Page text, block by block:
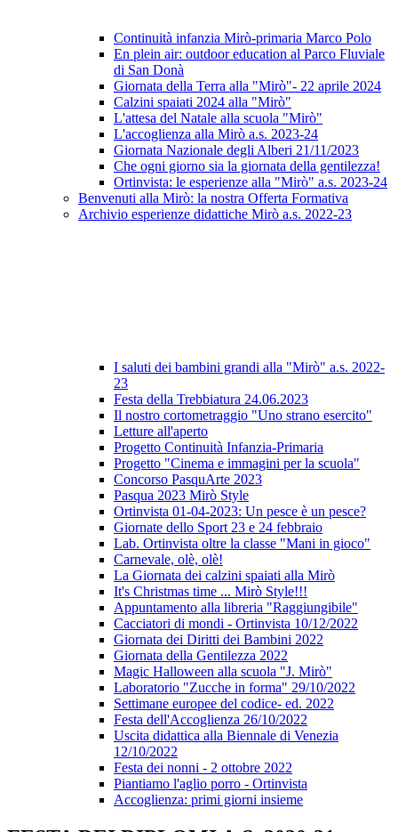
Continuità infanzia Mirò-primaria Marco Polo
En plein air: outdoor education al Parco Fluviale
di San Donà
Giornata della Terra alla "Mirò"- 22 aprile 2024
Calzini spaiati 2024 alla "Mirò"
L'attesa del Natale alla scuola "Mirò"
L'accoglienza alla Mirò a.s. 2023-24
Giornata Nazionale degli Alberi 21/11/2023
Che ogni giorno sia la giornata della gentilezza!
Ortinvista: le esperienze alla "Mirò" a.s. 2023-24
Benvenuti alla Mirò: la nostra Offerta Formativa
Archivio esperienze didattiche Mirò a.s. 2022-23
I saluti dei bambini grandi alla "Mirò" a.s. 2022-
23
Festa della Trebbiatura 24.06.2023
Il nostro cortometraggio "Uno strano esercito"
Letture all'aperto
Progetto Continuità Infanzia-Primaria
Progetto "Cinema e immagini per la scuola"
Concorso PasquArte 2023
Pasqua 2023 Mirò Style
Ortinvista 01-04-2023: Un pesce è un pesce?
Giornate dello Sport 23 e 24 febbraio
Lab. Ortinvista oltre la classe "Mani in gioco"
Carnevale, olè, olè!
La Giornata dei calzini spaiati alla Mirò
It's Christmas time ... Mirò Style!!!
Appuntamento alla libreria "Raggiungibile"
Cacciatori di mondi - Ortinvista 10/12/2022
Giornata dei Diritti dei Bambini 2022
Giornata della Gentilezza 2022
Magic Halloween alla scuola "J. Mirò"
Laboratorio "Zucche in forma" 29/10/2022
Settimane europee del codice- ed. 2022
Festa dell'Accoglienza 26/10/2022
Uscita didattica alla Biennale di Venezia
12/10/2022
Festa dei nonni - 2 ottobre 2022
Piantiamo l'aglio porro - Ortinvista
Accoglienza: primi giorni insieme